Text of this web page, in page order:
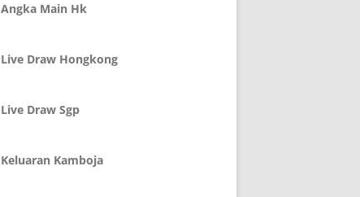
Angka Main Hk
Live Draw Hongkong
Live Draw Sgp
Keluaran Kamboja